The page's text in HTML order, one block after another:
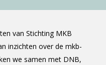
van Stichting MKB
inzichten over de mkb-
we samen met DNB,